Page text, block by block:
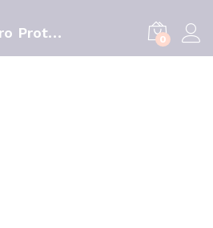
Advancis P-Zero Protect Champô – 120ml 0